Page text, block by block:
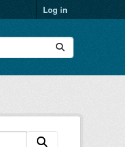
Log in